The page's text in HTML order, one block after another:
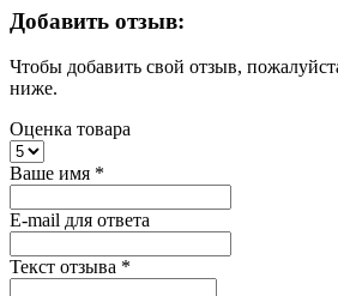
Добавить отзыв:
Чтобы добавить свой отзыв,
ниже.
Оценка товара
Ваше имя *
E-mail для ответа
Текст отзыва *